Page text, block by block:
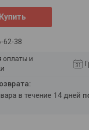
Купить
62-38
оплаты и
в течение 14 дней